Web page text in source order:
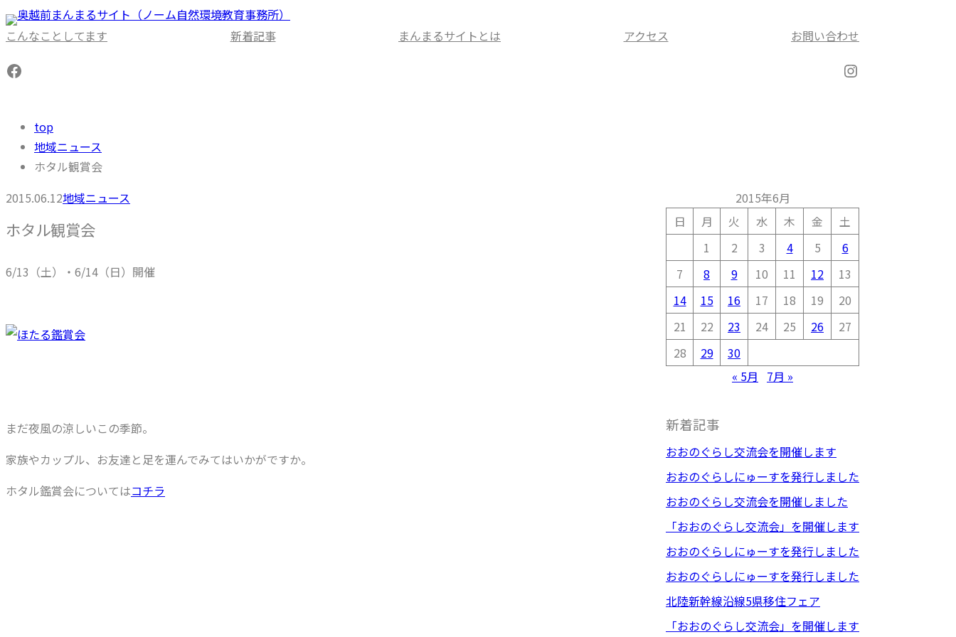
内
容
ス
こんなことしてます 新着記事 まんまるサイトとは アクセス お問い合わせ
Facebook Instagram
top
地域ニュース
ホタル観賞会
2015.06.12地域ニュース
ホタル観賞会
6/13（土）・6/14（日）開催
まだ夜風の涼しいこの季節。
家族やカップル、お友達と足を運んでみてはいかがですか。
ホタル鑑賞会についてはコチラ
2015年6月
日
月 火 水 木 金
土
1
2 3 4 5
6
7
8 9 10 11 12
13
14
15 16 17 18 19
20
21
22 23 24 25 26
27
28
29
30
« 5月
7月 »
新着記事
おおのぐらし交流会を開催します
おおのぐらしにゅーすを発行しました
おおのぐらし交流会を開催しました
「おおのぐらし交流会」を開催します
おおのぐらしにゅーすを発行しました
おおのぐらしにゅーすを発行しました
北陸新幹線沿線5県移住フェア
「おおのぐらし交流会」を開催します